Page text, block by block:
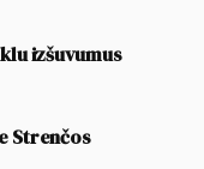
izšuvumus
Strenčos